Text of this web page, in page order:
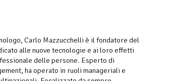
Carlo Mazzucchelli è il fondatore del
alle nuove tecnologie e ai loro effetti
delle persone. Esperto di
ha operato in ruoli manageriali e